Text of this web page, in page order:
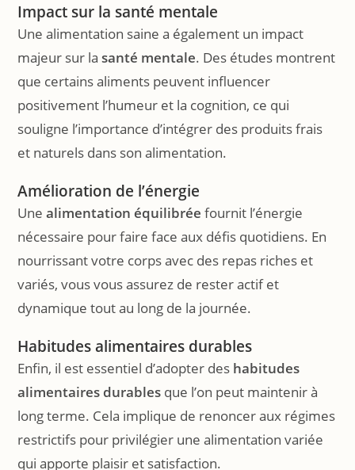
Impact sur la santé mentale
Une alimentation saine a également un impact
majeur sur lasanté mentale. Des études montrent
que certains aliments peuvent influencer
positivement l’humeur et la cognition, ce qui
souligne l’importance d’intégrer des produits frais
et naturels dans son alimentation.
Amélioration de l’énergie
Unealimentation équilibrée fournit l’énergie
nécessaire pour faire face aux défis quotidiens. En
nourrissant votre corps avec des repas riches et
variés, vous vous assurez de rester actif et
dynamique tout au long de la journée.
Habitudes alimentaires durables
Enfin, il est essentiel d’adopter des habitudes
alimentaires durables que l’on peut maintenir à
long terme. Cela implique de renoncer aux régimes
restrictifs pour privilégier une alimentation variée
qui apporte plaisir et satisfaction.